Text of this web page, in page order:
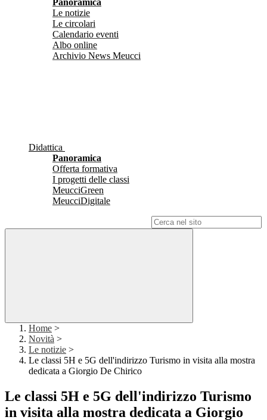
Panoramica
Le notizie
Le circolari
Calendario eventi
Albo online
Archivio News Meucci
Didattica
Panoramica
Offerta formativa
I progetti delle classi
MeucciGreen
MeucciDigitale
Home >
Novità >
Le notizie >
Le classi 5H e 5G dell'indirizzo Turismo in visita alla mostra
dedicata a Giorgio De Chirico
Le classi 5H e 5G dell'indirizzo Turismo
in visita alla mostra dedicata a Giorgio